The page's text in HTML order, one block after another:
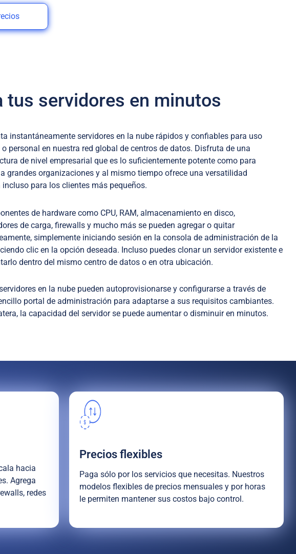
tus servidores en minutos
instantáneamente servidores en la nube rápidos y confiables para uso
personal en nuestra red global de centros de datos. Disfruta de una
de nivel empresarial que es lo suficientemente potente como para
grandes organizaciones y al mismo tiempo ofrece una versatilidad
incluso para los clientes más pequeños.
de hardware como CPU, RAM, almacenamiento en disco,
de carga, firewalls y mucho más se pueden agregar o quitar
simplemente iniciando sesión en la consola de administración de la
clic en la opción deseada. Incluso puedes clonar un servidor existente e
dentro del mismo centro de datos o en otra ubicación.
en la nube pueden autoprovisionarse y configurarse a través de
portal de administración para adaptarse a sus requisitos cambiantes.
la capacidad del servidor se puede aumentar o disminuir en minutos.
hacia
Agrega
redes
Precios flexibles
Paga sólo por los servicios que necesitas. Nuestros
modelos flexibles de precios mensuales y por horas
le permiten mantener sus costos bajo control.